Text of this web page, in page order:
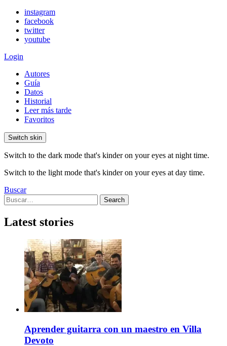
instagram
facebook
twitter
youtube
Login
Autores
Guía
Datos
Historial
Leer más tarde
Favoritos
Switch skin
Switch to the dark mode that's kinder on your eyes at night time.
Switch to the light mode that's kinder on your eyes at day time.
Buscar
Search
for:
Search
Latest stories
Aprender guitarra con un maestro en Villa
Devoto